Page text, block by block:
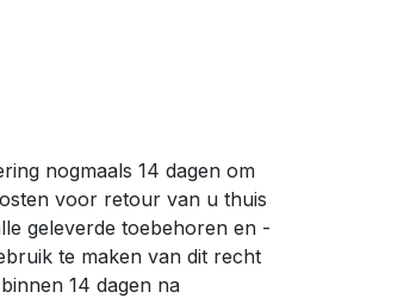
nogmaals 14 dagen om
voor retour van u thuis
geleverde toebehoren en -
te maken van dit recht
14 dagen na